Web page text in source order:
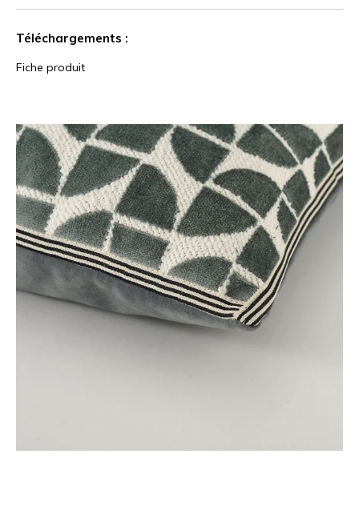
Téléchargements :
Fiche produit